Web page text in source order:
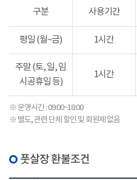
구분 사용기간
평일 (월~금) 1시간
주말 (토, 일, 임
시공휴일 등)
1시간
※ 운영시간 : 09:00~18:00
※ 별도, 관련 단체 할인 및 회원제 없음
풋살장 환불조건